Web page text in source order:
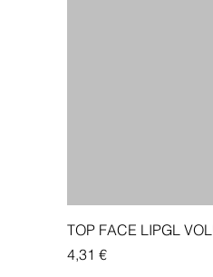
TOP FACE LIPGL
Price
4,31 €